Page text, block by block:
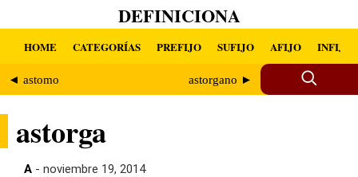
DEFINICIONA
HOME CATEGORÍAS PREFIJO SUFIJO AFIJO INFIJO
◄ astomo astorgano ►
astorga
A - noviembre 19, 2014